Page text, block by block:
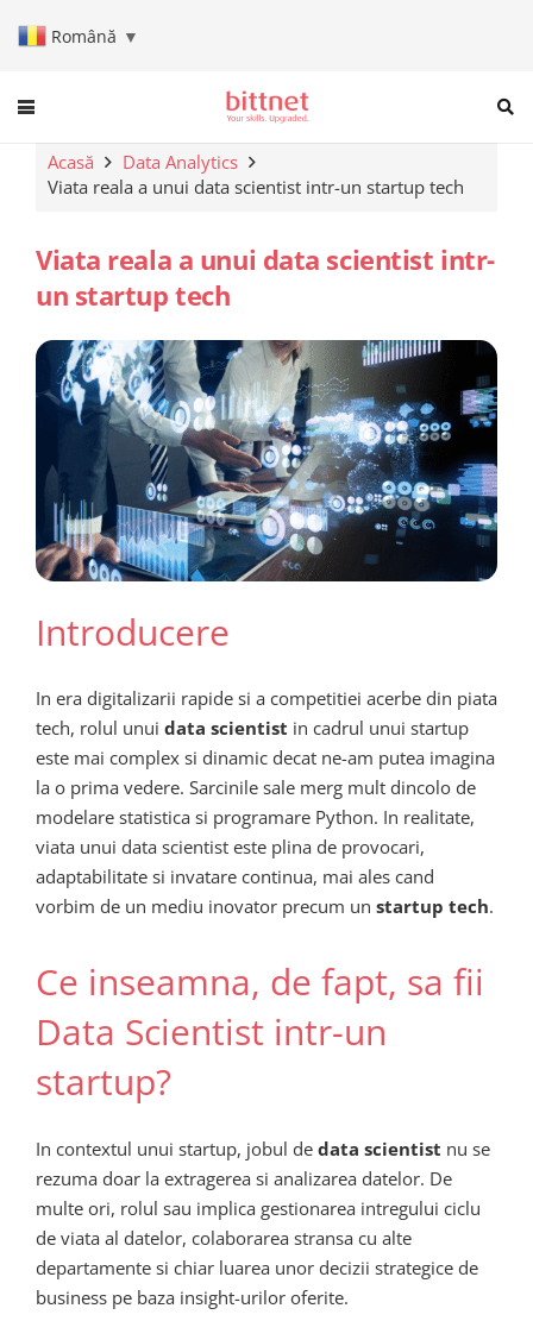
Română ▼
When autocomplete results
Acasă
Data Analytics
Viata reala a unui data scientist intr-un startup tech
Viata reala a unui data scientist intr-
un startup tech
Introducere
In era digitalizarii rapide si a competitiei acerbe din piata
tech, rolul unui data scientist in cadrul unui startup
este mai complex si dinamic decat ne-am putea imagina
la o prima vedere. Sarcinile sale merg mult dincolo de
modelare statistica si programare Python. In realitate,
viata unui data scientist este plina de provocari,
adaptabilitate si invatare continua, mai ales cand
vorbim de un mediu inovator precum un startup tech.
Ce inseamna, de fapt, sa fii
Data Scientist intr-un
startup?
In contextul unui startup, jobul de data scientist nu se
rezuma doar la extragerea si analizarea datelor. De
multe ori, rolul sau implica gestionarea intregului ciclu
de viata al datelor, colaborarea stransa cu alte
departamente si chiar luarea unor decizii strategice de
business pe baza insight-urilor oferite.